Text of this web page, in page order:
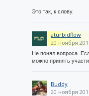
Это так, к слову.
aturbidflow
20 ноября
Не понял вопроса.
можно принять
Buddy
20 ноября